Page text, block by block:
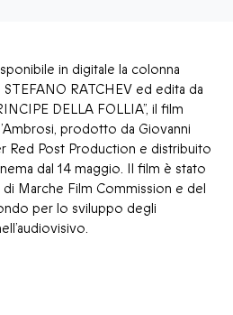
in digitale la colonna
RATCHEV ed edita da
DELLA FOLLIA”, il film
prodotto da Giovanni
Red Post Production e distribuito
dal 14 maggio. Il film è stato
Marche Film Commission e del
per lo sviluppo degli